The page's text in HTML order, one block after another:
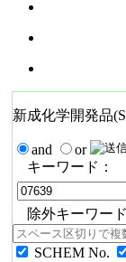
新成化学開発品
and
or
キーワード：
除外キーワード
SCHEM No.